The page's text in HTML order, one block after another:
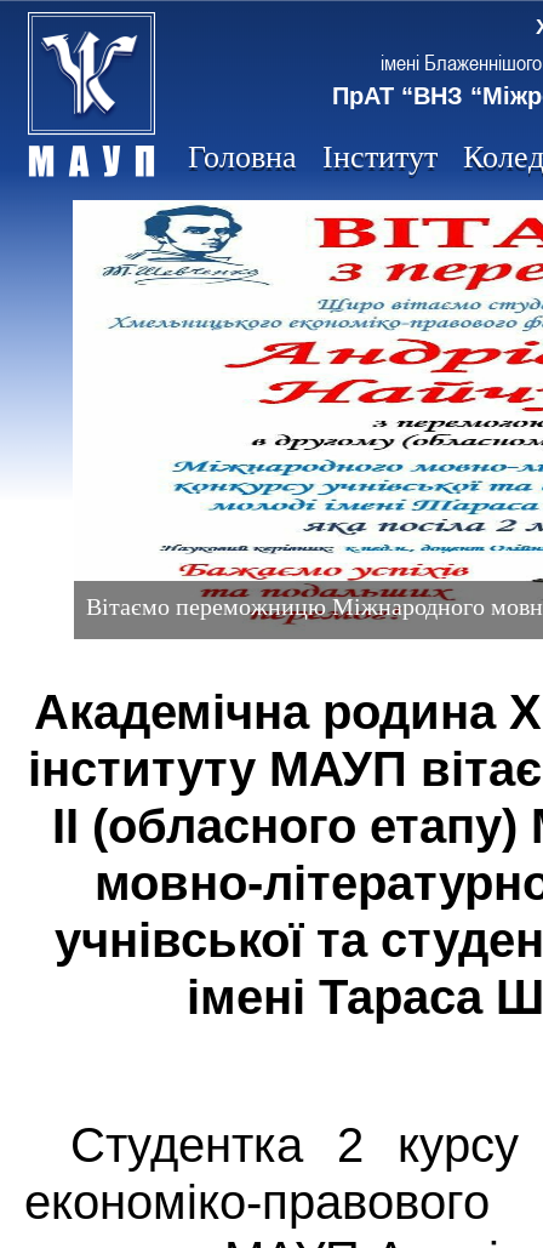
імені
ПрАТ “ВНЗ
Головна Інститут
Вітаємо переможницю Міжнародного
Академічна родина
інституту МАУП
ІІ (обласного
мовно-
учнівської та
імені Тараса
Студентка 2 курсу
економіко-